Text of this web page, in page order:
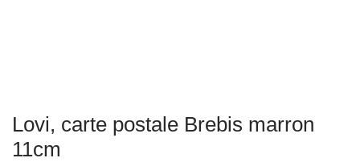
Lovi, carte postale Brebis marron
11cm